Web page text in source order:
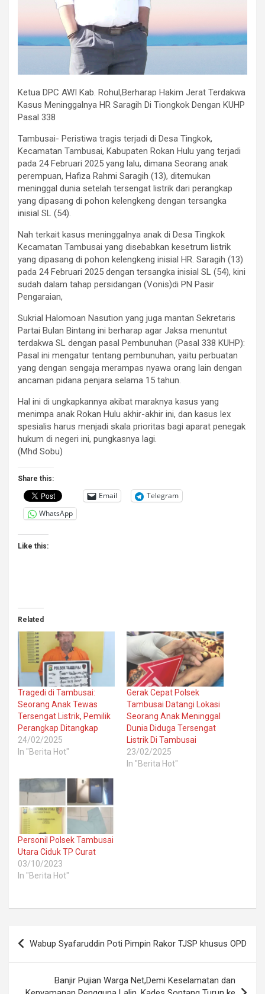
Ketua DPC AWI Kab. Rohul,Berharap Hakim Jerat Terdakwa
Kasus Meninggalnya HR Saragih Di Tiongkok Dengan KUHP
Pasal 338
Tambusai- Peristiwa tragis terjadi di Desa Tingkok,
Kecamatan Tambusai, Kabupaten Rokan Hulu yang terjadi
pada 24 Februari 2025 yang lalu, dimana Seorang anak
perempuan, Hafiza Rahmi Saragih (13), ditemukan
meninggal dunia setelah tersengat listrik dari perangkap
yang dipasang di pohon kelengkeng dengan tersangka
inisial SL (54).
Nah terkait kasus meninggalnya anak di Desa Tingkok
Kecamatan Tambusai yang disebabkan kesetrum listrik
yang dipasang di pohon kelengkeng inisial HR. Saragih (13)
pada 24 Februari 2025 dengan tersangka inisial SL (54), kini
sudah dalam tahap persidangan (Vonis)di PN Pasir
Pengaraian,
Sukrial Halomoan Nasution yang juga mantan Sekretaris
Partai Bulan Bintang ini berharap agar Jaksa menuntut
terdakwa SL dengan pasal Pembunuhan (Pasal 338 KUHP):
Pasal ini mengatur tentang pembunuhan, yaitu perbuatan
yang dengan sengaja merampas nyawa orang lain dengan
ancaman pidana penjara selama 15 tahun.
Hal ini di ungkapkannya akibat maraknya kasus yang
menimpa anak Rokan Hulu akhir-akhir ini, dan kasus lex
spesialis harus menjadi skala prioritas bagi aparat penegak
hukum di negeri ini, pungkasnya lagi.
(Mhd Sobu)
Share this:
Email
Telegram
WhatsApp
Like this:
Related
Tragedi di Tambusai:
Seorang Anak Tewas
Tersengat Listrik, Pemilik
Perangkap Ditangkap
24/02/2025
In "Berita Hot"
Gerak Cepat Polsek
Tambusai Datangi Lokasi
Seorang Anak Meninggal
Dunia Diduga Tersengat
Listrik Di Tambusai
23/02/2025
In "Berita Hot"
Personil Polsek Tambusai
Utara Ciduk TP Curat
03/10/2023
In "Berita Hot"
Post
navigation
Wabup Syafaruddin Poti Pimpin Rakor TJSP khusus OPD
Banjir Pujian Warga Net,Demi Keselamatan dan